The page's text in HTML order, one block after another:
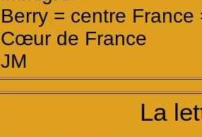
Berry = centre
Cœur de France
JM
La